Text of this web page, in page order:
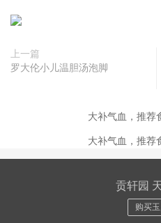
上一篇
罗大伦小儿温胆汤泡脚
大补气血，推荐
大补气血，推荐
贡轩园
购买